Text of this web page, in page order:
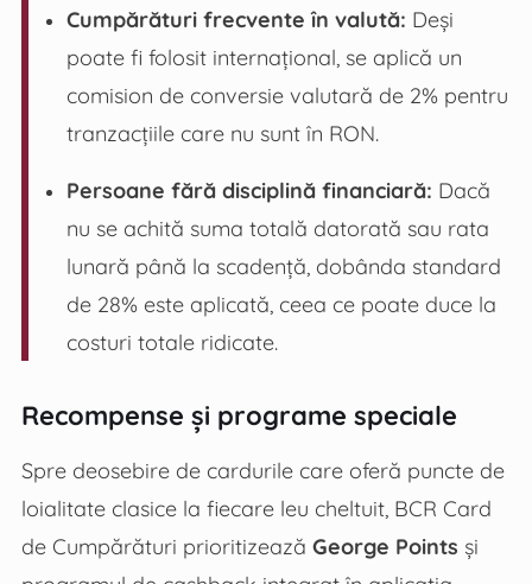
Cumpărături frecvente în valută: Deși
poate fi folosit internațional, se aplică un
comision de conversie valutară de 2% pentru
tranzacțiile care nu sunt în RON.
Persoane fără disciplină financiară: Dacă
nu se achită suma totală datorată sau rata
lunară până la scadență, dobânda standard
de 28% este aplicată, ceea ce poate duce la
costuri totale ridicate.
Recompense și programe speciale
Spre deosebire de cardurile care oferă puncte de
loialitate clasice la fiecare leu cheltuit, BCR Card
de Cumpărături prioritizează George Points și